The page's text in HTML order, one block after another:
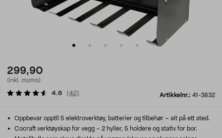
299,90
(inkl. moms)
Artikkelnr.: 41-3832
4.6 (42)
Oppbevar opptil 5 elektroverktøy, batterier og tilbehør – alt på ett sted.
Cocraft verktøyskap for vegg – 2 hyller, 5 holdere og stativ for bor.